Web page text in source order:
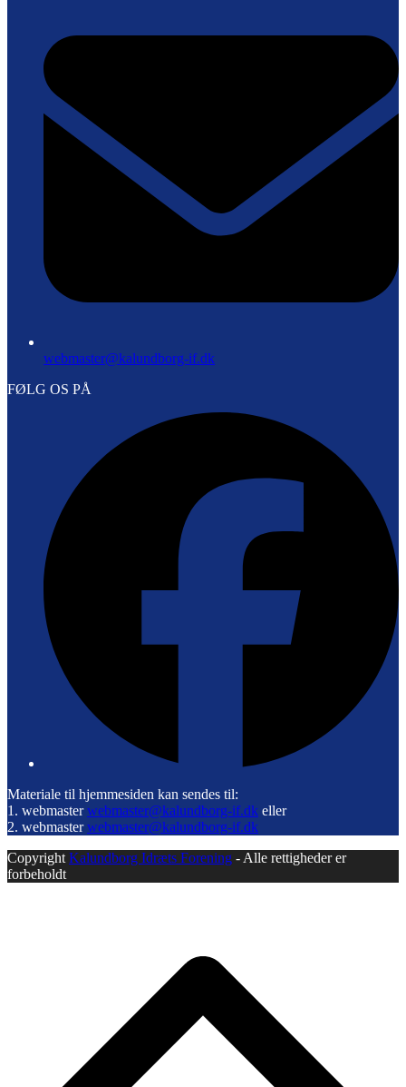
webmaster@kalundborg-if.dk
FØLG OS PÅ
Materiale til hjemmesiden kan sendes til:
1. webmasterwebmaster@kalundborg-if.dk eller
2. webmasterwebmaster@kalundborg-if.dk
Copyright Kalundborg Idræts Forening - Alle rettigheder er
forbeholdt